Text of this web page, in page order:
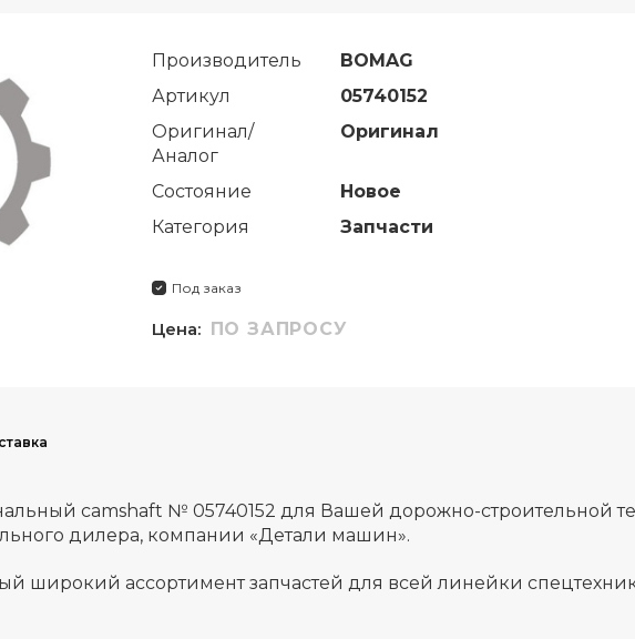
Производитель
BOMAG
Артикул
05740152
Оригинал/
Аналог
Оригинал
Состояние
Новое
Категория
Запчасти
Под заказ
Цена: ПО ЗАПРОСУ
camshaft № 05740152 для Вашей дорожно-строительной
дилера, компании «Детали машин».
широкий ассортимент запчастей для всей линейки